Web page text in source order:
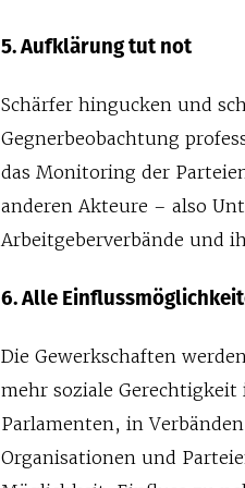
5. Aufklärung tut not
Schärfer hingucken und
Gegnerbeobachtung
das Monitoring der
anderen Akteure – also
Arbeitgeberverbände und
6. Alle
Die Gewerkschaften
mehr soziale
Parlamenten, in
Organisationen und